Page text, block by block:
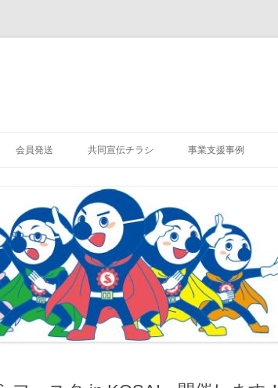
会員発送 共同宣伝チラシ 事業支援事例